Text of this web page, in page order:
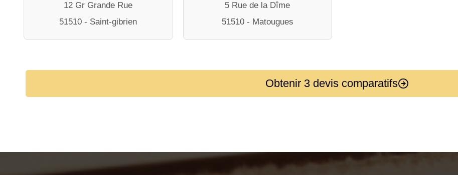
12 Gr Grande Rue
51510 - Saint-gibrien
5 Rue de la Dîme
51510 - Matougues
Obtenir 3 devis comparatifs